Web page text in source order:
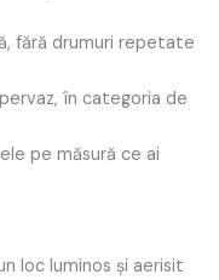
fără drumuri repetate
în categoria de
pe măsură ce ai
loc luminos și aerisit